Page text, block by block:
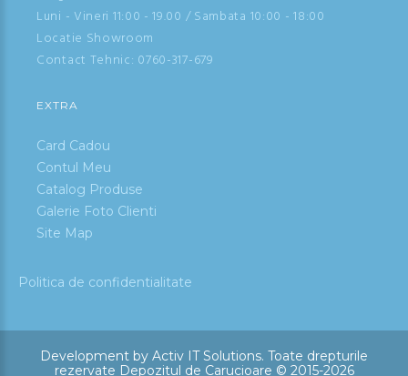
Luni - Vineri 11:00 - 19.00 / Sambata 10:00 - 18:00
Locatie Showroom
Contact Tehnic: 0760-317-679
EXTRA
Card Cadou
Contul Meu
Catalog Produse
Galerie Foto Clienti
Site Map
Politica de confidentialitate
Development by Activ IT Solutions. Toate drepturile
rezervate Depozitul de Carucioare © 2015-2026